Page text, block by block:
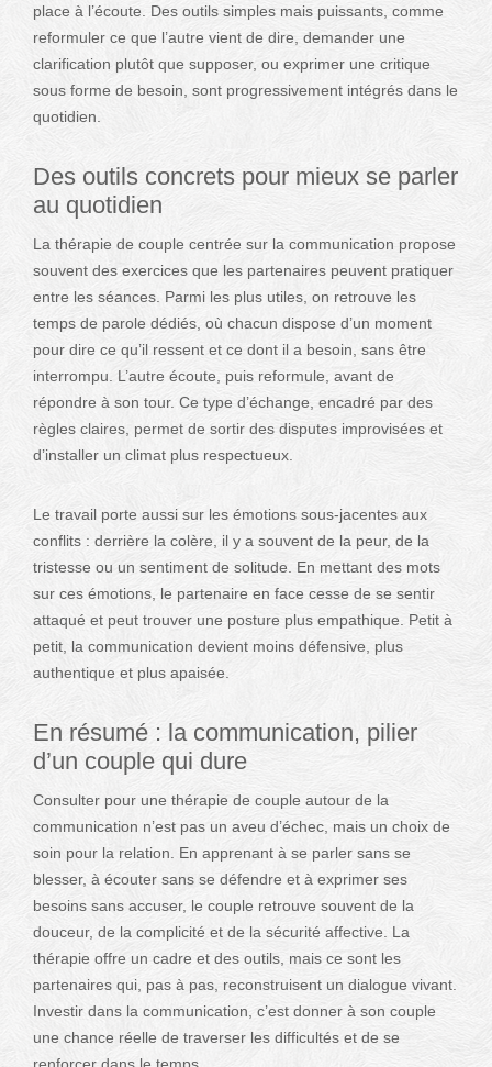
place à l’écoute. Des outils simples mais puissants, comme
reformuler ce que l’autre vient de dire, demander une
clarification plutôt que supposer, ou exprimer une critique
sous forme de besoin, sont progressivement intégrés dans le
quotidien.
Des outils concrets pour mieux se parler
au quotidien
La thérapie de couple centrée sur la communication propose
souvent des exercices que les partenaires peuvent pratiquer
entre les séances. Parmi les plus utiles, on retrouve les
temps de parole dédiés, où chacun dispose d’un moment
pour dire ce qu’il ressent et ce dont il a besoin, sans être
interrompu. L’autre écoute, puis reformule, avant de
répondre à son tour. Ce type d’échange, encadré par des
règles claires, permet de sortir des disputes improvisées et
d’installer un climat plus respectueux.
Le travail porte aussi sur les émotions sous-jacentes aux
conflits : derrière la colère, il y a souvent de la peur, de la
tristesse ou un sentiment de solitude. En mettant des mots
sur ces émotions, le partenaire en face cesse de se sentir
attaqué et peut trouver une posture plus empathique. Petit à
petit, la communication devient moins défensive, plus
authentique et plus apaisée.
En résumé : la communication, pilier
d’un couple qui dure
Consulter pour une thérapie de couple autour de la
communication n’est pas un aveu d’échec, mais un choix de
soin pour la relation. En apprenant à se parler sans se
blesser, à écouter sans se défendre et à exprimer ses
besoins sans accuser, le couple retrouve souvent de la
douceur, de la complicité et de la sécurité affective. La
thérapie offre un cadre et des outils, mais ce sont les
partenaires qui, pas à pas, reconstruisent un dialogue vivant.
Investir dans la communication, c’est donner à son couple
une chance réelle de traverser les difficultés et de se
renforcer dans le temps.